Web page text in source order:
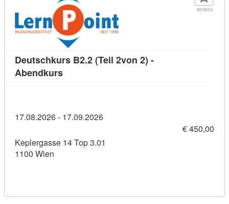
MERKEN
Deutschkurs B2.2 (Teil 2von 2) -
AbendkursKursdetail: Deutschkurs B2.2 (Teil 2von 2)
17.08.2026 - 17.09.2026
€ 450,00
Keplergasse 14 Top 3.01
1100 Wien